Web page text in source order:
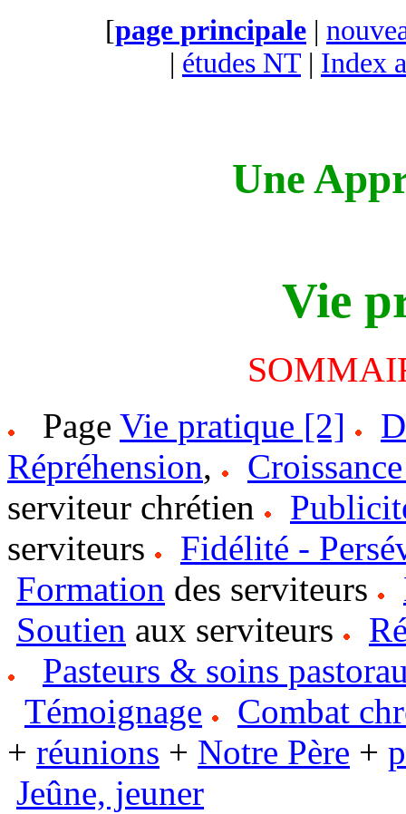
[page principale |
| études NT | Index
Une
Vie
Page Vie pratique [2]
Répréhension,
serviteur chrétien
serviteurs
Fidélité -
Formation des serviteurs
Soutien aux serviteurs
Pasteurs & soins
Témoignage
Combat
+ réunions + Notre Père +
Jeûne, jeuner